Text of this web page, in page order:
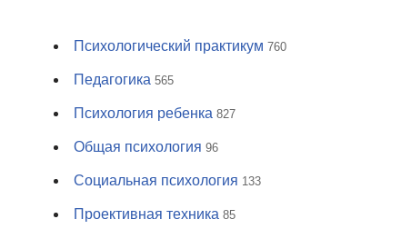
Психологический практикум 760
Педагогика 565
Психология ребенка 827
Общая психология 96
Социальная психология 133
Проективная техника 85